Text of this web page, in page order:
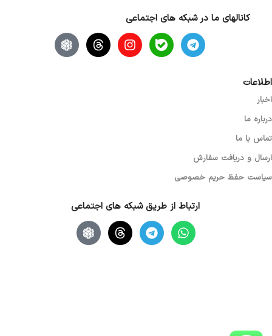
کانالهای ما در شبکه های اجتماعی
اطلاعات
اخبار
درباره ما
تماس با ما
ارسال و دریافت سفارش
سیاست حفظ حریم خصوصی
ارتباط از طریق شبکه های اجتماعی